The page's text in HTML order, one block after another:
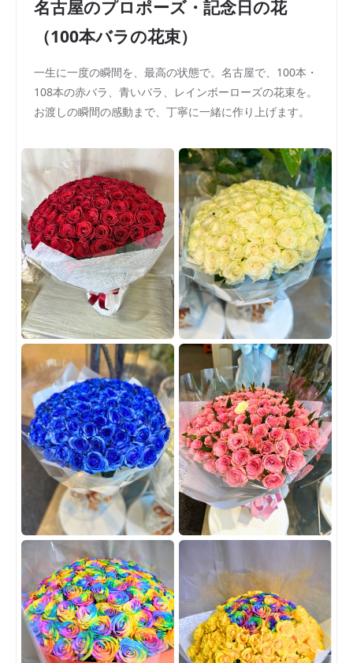
名古屋のプロポーズ・記念日の花
（100本バラの花束）
一生に一度の瞬間を、最高の状態で。名古屋で、100本・
108本の赤バラ、青いバラ、レインボーローズの花束を。
お渡しの瞬間の感動まで、丁寧に一緒に作り上げます。